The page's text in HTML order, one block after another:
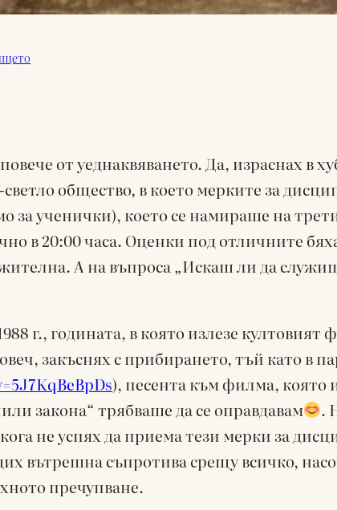
от уеднаквяването. Да, израснах в
общество, в което мерките за
за ученички), което се намираше на
в 20:00 часа. Оценки под отличните
А на въпроса „Искаш ли да
г., годината, в която излезе
закъснях с прибирането, тъй като в
), песента към филма, която
закона“ трябваше да се оправдавам
.
не успях да приема тези мерки за
вътрешна съпротива срещу всичко,
пречупване.